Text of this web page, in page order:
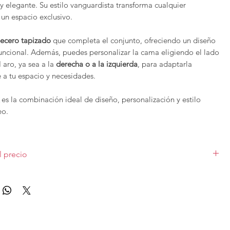
elegante. Su estilo vanguardista transforma cualquier
espacio exclusivo.
tapizado que completa el conjunto, ofreciendo un diseño
Además, puedes personalizar la cama eligiendo el lado
aro, ya sea a laderecha o a la izquierda, para adaptarla
tu espacio y necesidades.
es la combinación ideal de diseño, personalización y estilo
15 cmde ancho, y 20 cm delargo sobre la medida delcolchón.
aro bañera,opción canapé abatible.
precio
(
tapizada. Las diferentes medidas y acabados varían el precio.